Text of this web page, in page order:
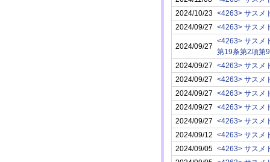
2024/10/23 <4263> サスメ
2024/09/27 <4263> サスメ
2024/09/27
<4263> サスメ
第19条第2項第
2024/09/27 <4263> サスメ
2024/09/27 <4263> サスメ
2024/09/27 <4263> サスメ
2024/09/27 <4263> サスメ
2024/09/27 <4263> サスメ
2024/09/12 <4263> サスメ
2024/09/05 <4263> サスメ